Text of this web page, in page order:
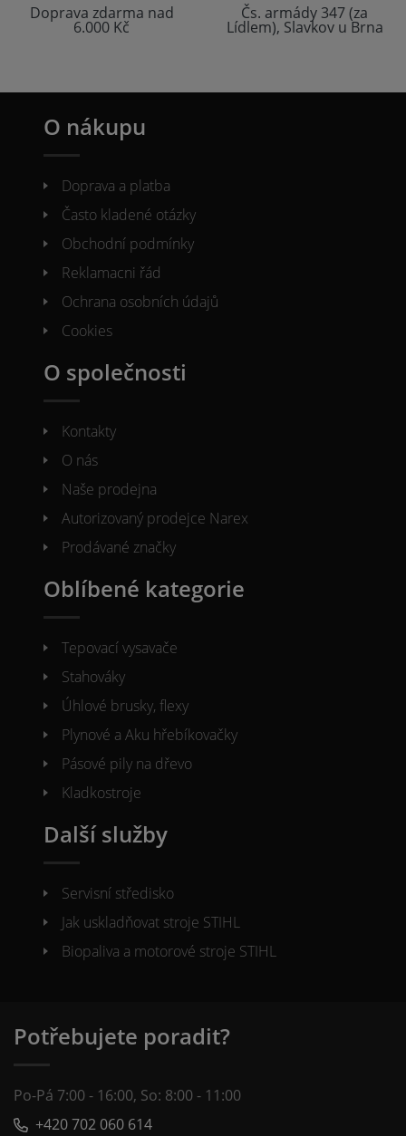
Doprava zdarma nad
6.000 Kč
Čs. armády 347 (za
Lídlem), Slavkov u Brna
O nákupu
Doprava a platba
Často kladené otázky
Obchodní podmínky
Reklamacni řád
Ochrana osobních údajů
Cookies
O společnosti
Kontakty
O nás
Naše prodejna
Autorizovaný prodejce Narex
Prodávané značky
Oblíbené kategorie
Tepovací vysavače
Stahováky
Úhlové brusky, flexy
Plynové a Aku hřebíkovačky
Pásové pily na dřevo
Kladkostroje
Další služby
Servisní středisko
Jak uskladňovat stroje STIHL
Biopaliva a motorové stroje STIHL
Potřebujete poradit?
Po-Pá 7:00 - 16:00, So: 8:00 - 11:00
+420 702 060 614